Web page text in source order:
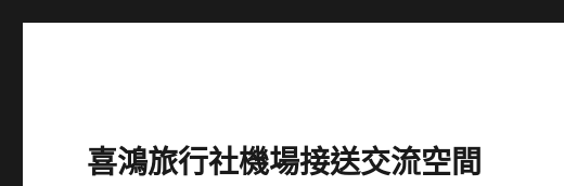
喜鴻旅行社機場接送交流空間